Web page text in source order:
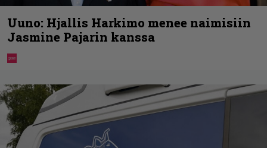
Uuno: Hjallis Harkimo menee naimisiin
Jasmine Pajarin kanssa